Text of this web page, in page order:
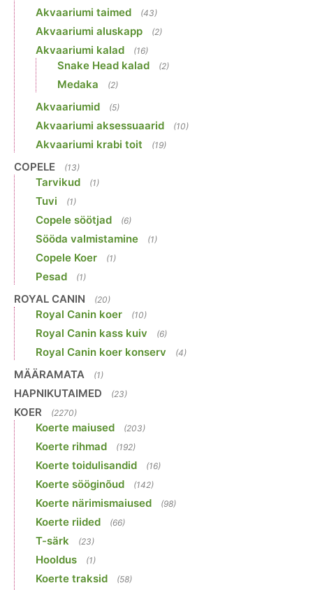
Akvaariumi taimed
(43)
Akvaariumi aluskapp (2)
Akvaariumi kalad (16)
Snake Head kalad (2)
Medaka (2)
Akvaariumid (5)
Akvaariumi aksessuaarid (10)
Akvaariumi krabi toit (19)
COPELE (13)
Tarvikud (1)
Tuvi (1)
Copele söötjad (6)
Sööda valmistamine (1)
Copele Koer (1)
Pesad (1)
ROYAL CANIN (20)
Royal Canin koer (10)
Royal Canin kass kuiv (6)
Royal Canin koer konserv (4)
MÄÄRAMATA (1)
HAPNIKUTAIMED (23)
KOER (2270)
Koerte maiused (203)
Koerte rihmad (192)
Koerte toidulisandid (16)
Koerte sööginõud (142)
Koerte närimismaiused (98)
Koerte riided (66)
T-särk (23)
Hooldus (1)
Koerte traksid (58)